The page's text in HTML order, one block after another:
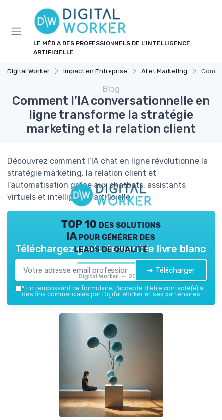
LE MÉDIA DES PROFESSIONNELS DE L'INTELLIGENCE
ARTIFICIELLE
Digital Worker Impact en Entreprise AI et Marketing
Blog
Comment l’IA conversationnelle en
ligne transforme la stratégie
marketing et la relation client
Découvrez comment l’IA chat en ligne révolutionne la
stratégie marketing, la relation client et
l’automatisation grâce aux chatbots, assistants
virtuels et intelligence artificielle.
TOP 10 des solutions
IA pour générer des
leads de qualité
Digital Worker — 2026
Téléchargez gratuitement le livre blanc
➔ Télécharger
* En remplissant ce formulaire, j’accepte d’être contacté(e) à
des fins commerciales par Digital Worker et ses partenaires.